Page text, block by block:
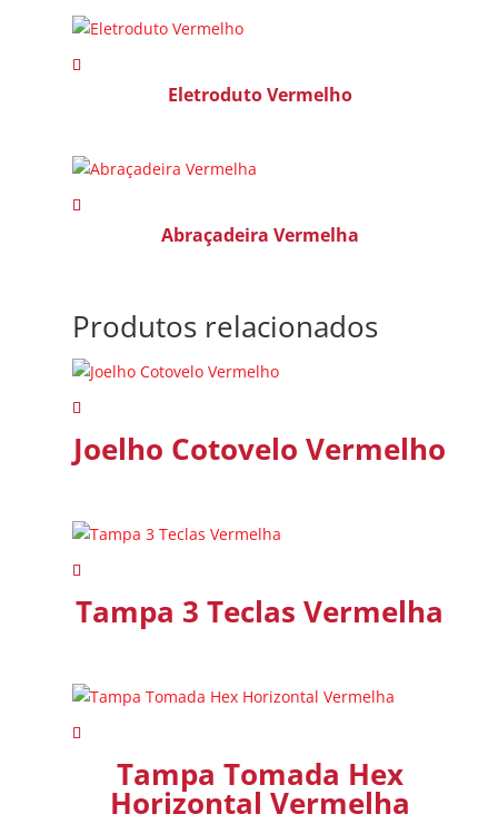
Eletroduto Vermelho
Abraçadeira Vermelha
Produtos relacionados
Joelho Cotovelo Vermelho
Tampa 3 Teclas Vermelha
Tampa Tomada Hex
Horizontal Vermelha